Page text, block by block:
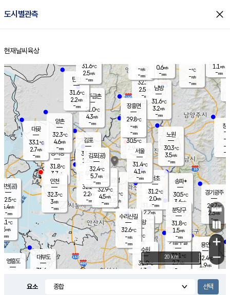
도시별관측 close
홈
현재날씨 육상
의도
℃
m/s
mm
영흥도
양주
32.2℃
2.5
-mm
과천
31.4℃
2.2m/s
- mm
용인
32.4℃
1.9m/s
경기광주
29.7℃
2.3m/s
-mm
대부도
31.6
경서동
31.8℃
3.7 m/s
-mm
파주금촌
31.0℃
4.3m/s
-mm
-℃
-m/s
-mm
대곶
33.1℃
2.7m/s
-mm
창
-
-m/
-
탄현
31.6℃
2.2m/s
-mm
1.1 m/s
-mm
의왕
- ℃
m/s
mm
김포
33.7℃
1.6 m/s
mm
광명
32.3 ℃
2.8 m/s
-mm
부천
32.2℃
2.2m/s
-mm
양촌
32.3℃
4.6m/s
-mm
구로
32.9℃
4.5m/s
-mm
은평
30.5℃
2.9 m/s
- mm
노원
30.3℃
3.5m/s
-mm
송파*
30.5℃
3.6m/s
-mm
서초
31.2℃
2.0m/s
-mm
남방
31.6℃
3.2m/s
-mm
기흥구갈
32.1℃
2.7m/s
-
수리산길
32.6℃
-m/s
-mm
분당구
31.8℃
1.5m/s
-mm
장흥면
29.8℃
-m/s
-mm
-m/s
-mm
인천(공)
32.5℃
5.4m/s
-mm
김포(공)
32.4℃
5.7m/s
-mm
수원
31.9℃
4.3 m/s
인천
32.3℃
3m/s
-mm
서울
31.4℃
4.1 m/s
-mm
31.6℃
2.5m/s
-mm
0.6m/s
-mm
+
−
20 km
요소